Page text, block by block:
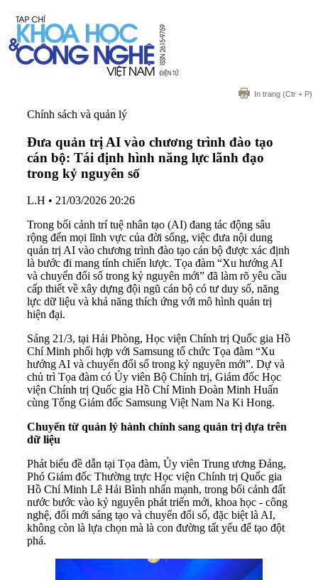
In trang (Ctr + P)
Chính sách và quản lý
Đưa quản trị AI vào chương trình đào tạo
cán bộ: Tái định hình năng lực lãnh đạo
trong kỷ nguyên số
L.H • 21/03/2026 20:26
Trong bối cảnh trí tuệ nhân tạo (AI) đang tác động sâu
rộng đến mọi lĩnh vực của đời sống, việc đưa nội dung
quản trị AI vào chương trình đào tạo cán bộ được xác định
là bước đi mang tính chiến lược. Tọa đàm “Xu hướng AI
và chuyển đổi số trong kỷ nguyên mới” đã làm rõ yêu cầu
cấp thiết về xây dựng đội ngũ cán bộ có tư duy số, năng
lực dữ liệu và khả năng thích ứng với mô hình quản trị
hiện đại.
Sáng 21/3, tại Hải Phòng, Học viện Chính trị Quốc gia Hồ
Chí Minh phối hợp với Samsung tổ chức Tọa đàm “Xu
hướng AI và chuyển đổi số trong kỷ nguyên mới”. Dự và
chủ trì Tọa đàm có Ủy viên Bộ Chính trị, Giám đốc Học
viện Chính trị Quốc gia Hồ Chí Minh Đoàn Minh Huấn
cùng Tổng Giám đốc Samsung Việt Nam Na Ki Hong.
Chuyển từ quản lý hành chính sang quản trị dựa trên
dữ liệu
Phát biểu đề dẫn tại Tọa đàm, Ủy viên Trung ương Đảng,
Phó Giám đốc Thường trực Học viện Chính trị Quốc gia
Hồ Chí Minh Lê Hải Bình nhấn mạnh, trong bối cảnh đất
nước bước vào kỷ nguyên phát triển mới, khoa học - công
nghệ, đổi mới sáng tạo và chuyển đổi số, đặc biệt là AI,
không còn là lựa chọn mà là con đường tất yếu để tạo đột
phá.